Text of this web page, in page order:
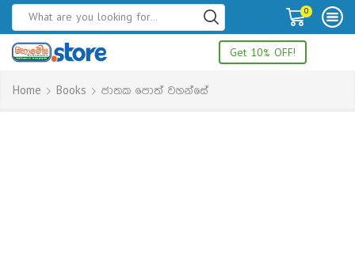
0
Get 10% OFF!
Home Books ජාතක පොත් වහන්සේ